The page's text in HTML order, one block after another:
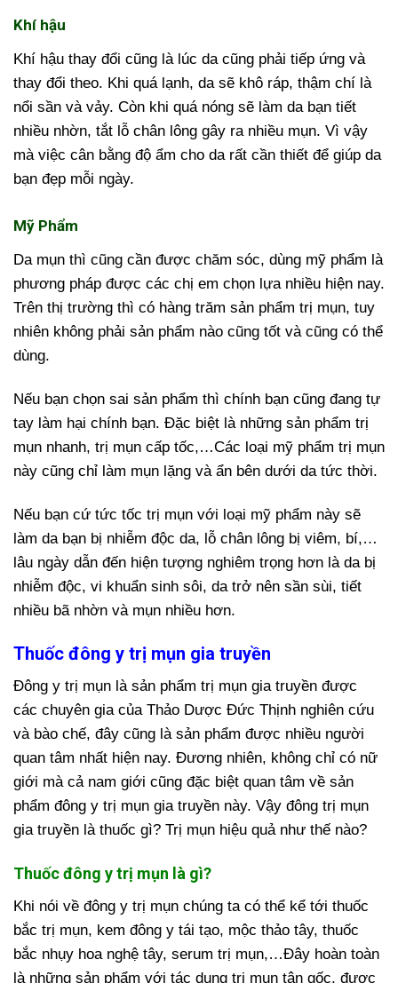
Khí hậu
Khí hậu thay đổi cũng là lúc da cũng phải tiếp ứng và
thay đổi theo. Khi quá lạnh, da sẽ khô ráp, thậm chí là
nổi sần và vảy. Còn khi quá nóng sẽ làm da bạn tiết
nhiều nhờn, tắt lỗ chân lông gây ra nhiều mụn. Vì vậy
mà việc cân bằng độ ẩm cho da rất cần thiết để giúp da
bạn đẹp mỗi ngày.
Mỹ Phẩm
Da mụn thì cũng cần được chăm sóc, dùng mỹ phẩm là
phương pháp được các chị em chọn lựa nhiều hiện nay.
Trên thị trường thì có hàng trăm sản phẩm trị mụn, tuy
nhiên không phải sản phẩm nào cũng tốt và cũng có thể
dùng.
Nếu bạn chọn sai sản phẩm thì chính bạn cũng đang tự
tay làm hại chính bạn. Đặc biệt là những sản phẩm trị
mụn nhanh, trị mụn cấp tốc,…Các loại mỹ phẩm trị mụn
này cũng chỉ làm mụn lặng và ẩn bên dưới da tức thời.
Nếu bạn cứ tức tốc trị mụn với loại mỹ phẩm này sẽ
làm da bạn bị nhiễm độc da, lỗ chân lông bị viêm, bí,…
lâu ngày dẫn đến hiện tượng nghiêm trọng hơn là da bị
nhiễm độc, vi khuẩn sinh sôi, da trở nên sần sùi, tiết
nhiều bã nhờn và mụn nhiều hơn.
Thuốc đông y trị mụn gia truyền
Đông y trị mụn là sản phẩm trị mụn gia truyền được
các chuyên gia của Thảo Dược Đức Thịnh nghiên cứu
và bào chế, đây cũng là sản phẩm được nhiều người
quan tâm nhất hiện nay. Đương nhiên, không chỉ có nữ
giới mà cả nam giới cũng đặc biệt quan tâm về sản
phẩm đông y trị mụn gia truyền này. Vậy đông trị mụn
gia truyền là thuốc gì? Trị mụn hiệu quả như thế nào?
Thuốc đông y trị mụn là gì?
Khi nói về đông y trị mụn chúng ta có thể kể tới thuốc
bắc trị mụn, kem đông y tái tạo, mộc thảo tây, thuốc
bắc nhụy hoa nghệ tây, serum trị mụn,…Đây hoàn toàn
là những sản phẩm với tác dụng trị mụn tận gốc, được